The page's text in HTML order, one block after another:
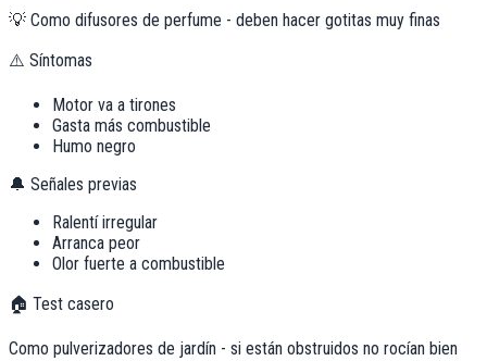
💡 Como difusores de perfume - deben hacer gotitas muy finas
⚠️ Síntomas
Motor va a tirones
Gasta más combustible
Humo negro
🔔 Señales previas
Ralentí irregular
Arranca peor
Olor fuerte a combustible
🏠 Test casero
Como pulverizadores de jardín - si están obstruidos no rocían bien